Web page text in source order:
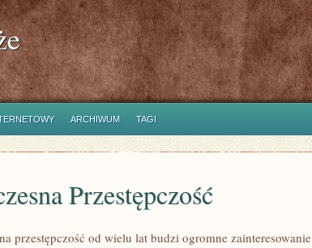
ARCHIWUM TAGI
Przestępczość
przestępczość od wielu lat budzi ogromne zainteresowanie